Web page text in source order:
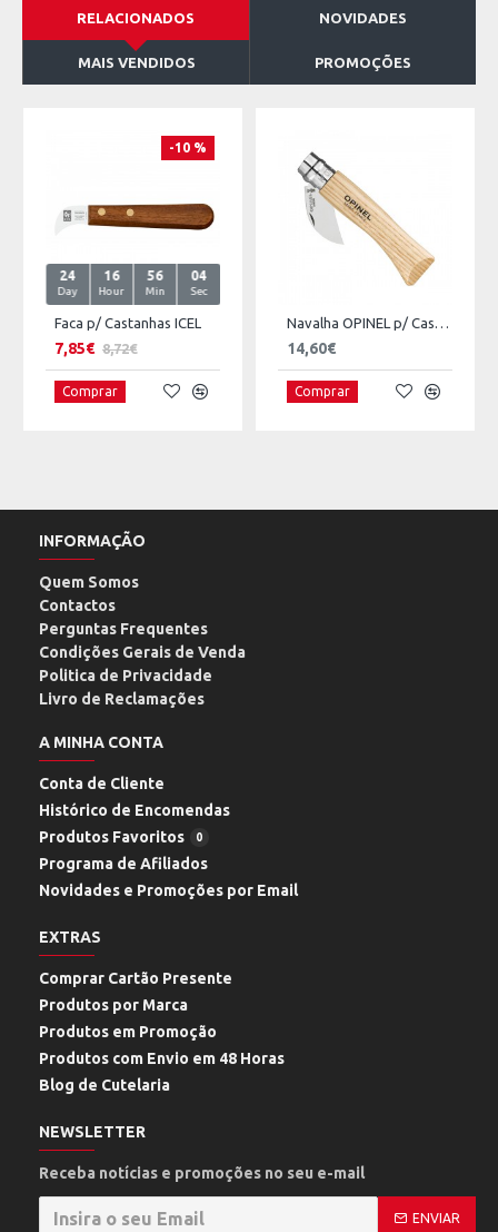
RELACIONADOS NOVIDADES
MAIS VENDIDOS PROMOÇÕES
-10 %
24
Day
16
Hour
56
Min
03
Sec
Faca p/ Castanhas ICEL
7,85€ 8,72€
Comprar
Navalha OPINEL p/ Castanhas e Alhos
14,60€
Comprar
INFORMAÇÃO
Quem Somos
Contactos
Perguntas Frequentes
Condições Gerais de Venda
Politica de Privacidade
Livro de Reclamações
A MINHA CONTA
Conta de Cliente
Histórico de Encomendas
Produtos Favoritos
0
Programa de Afiliados
Novidades e Promoções por Email
EXTRAS
Comprar Cartão Presente
Produtos por Marca
Produtos em Promoção
Produtos com Envio em 48 Horas
Blog de Cutelaria
NEWSLETTER
Receba notícias e promoções no seu e-mail
ENVIAR